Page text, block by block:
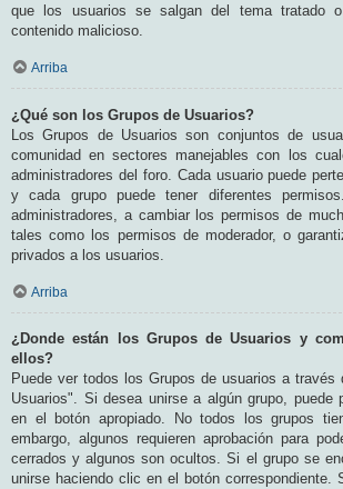
que los usuarios se salgan del tema tratado
contenido malicioso.
Arriba
¿Qué son los Grupos de Usuarios?
Los Grupos de Usuarios son conjuntos de
comunidad en sectores manejables con los
administradores del foro. Cada usuario puede
y cada grupo puede tener diferentes
administradores, a cambiar los permisos de
tales como los permisos de moderador, o
privados a los usuarios.
Arriba
¿Donde están los Grupos de Usuarios y
ellos?
Puede ver todos los Grupos de usuarios a través
Usuarios". Si desea unirse a algún grupo, puede
en el botón apropiado. No todos los grupos
embargo, algunos requieren aprobación para
cerrados y algunos son ocultos. Si el grupo se
unirse haciendo clic en el botón correspondiente.